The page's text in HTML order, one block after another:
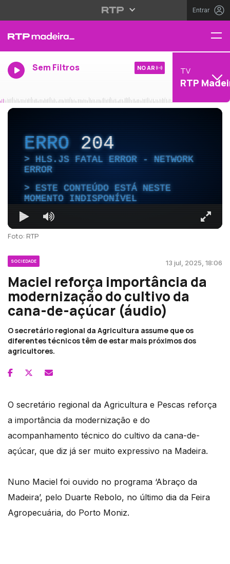
Entrar
Sem Filtros NO AR TV
RTP
ERRO204
HLS.JS FATAL ERROR - NETWORK
ERROR
ESTE CONTEÚDO ESTÁ NESTE
MOMENTO INDISPONÍVEL
Foto: RTP
SOCIEDADE 13 jul, 2025, 18:06
Maciel reforça importância da
modernização do cultivo da
cana-de-açúcar (áudio)
O secretário regional da Agricultura assume que os
diferentes técnicos têm de estar mais próximos dos
agricultores.
O secretário regional da Agricultura e Pescas reforça
a importância da modernização e do
acompanhamento técnico do cultivo da cana-de-
açúcar, que diz já ser muito expressivo na Madeira.
Nuno Maciel foi ouvido no programa ‘Abraço da
Madeira’, pelo Duarte Rebolo, no último dia da Feira
Agropecuária, do Porto Moniz.